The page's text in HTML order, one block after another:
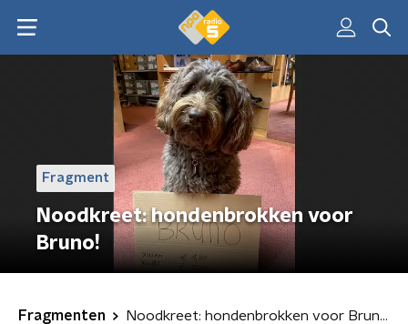
Fragment
Noodkreet: hondenbrokken voor
Bruno!
Fragmenten Noodkreet: hondenbrokken voor Bruno!